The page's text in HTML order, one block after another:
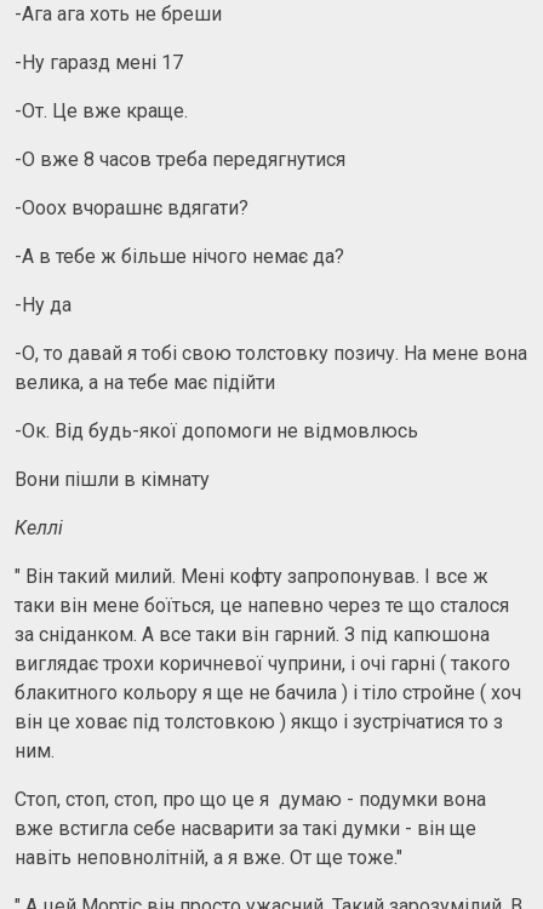
-Ага ага хоть не бреши
-Ну гаразд мені 17
-От. Це вже краще.
-О вже 8 часов треба передягнутися
-Ооох вчорашнє вдягати?
-А в тебе ж більше нічого немає да?
-Ну да
-О, то давай я тобі свою толстовку позичу. На мене вона
велика, а на тебе має підійти
-Ок. Від будь-якої допомоги не відмовлюсь
Вони пішли в кімнату
Келлі
" Він такий милий. Мені кофту запропонував. І все ж
таки він мене боїться, це напевно через те що сталося
за сніданком. А все таки він гарний. З під капюшона
виглядає трохи коричневої чуприни, і очі гарні ( такого
блакитного кольору я ще не бачила ) і тіло стройне ( хоч
він це ховає під толстовкою ) якщо і зустрічатися то з
ним.
Стоп, стоп, стоп, про що це я думаю - подумки вона
вже встигла себе насварити за такі думки - він ще
навіть неповнолітній, а я вже. От ще тоже."